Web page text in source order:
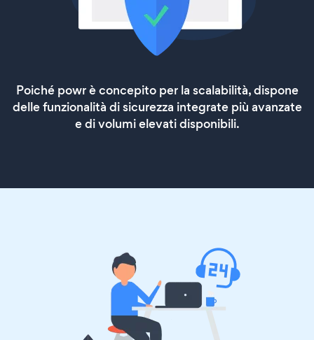
Poiché powr è concepito per la scalabilità, dispone
delle funzionalità di sicurezza integrate più avanzate
e di volumi elevati disponibili.